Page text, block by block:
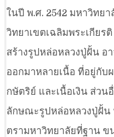
ในปี พ.ศ. 2542 มหาวิทย
วิทยาเขตเฉลิมพระเกียร
สร้างรูปหล่อหลวงปู่ฝั้น อ
ออกมาหลายเนื้อ ที่อยู่กับ
กษัตริย์ และเนื้อเงิน ส่ว
ลักษณะรูปหล่อหลวงปู่ฝั้น
ตรามหาวิทยาลัยที่ฐาน ข